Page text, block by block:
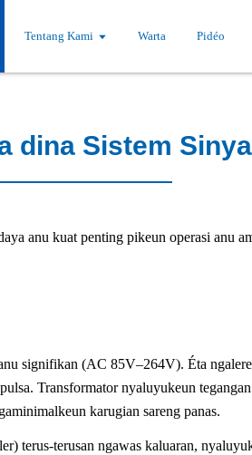
Tentang Kami Warta Pidéo
dina Sistem
anu kuat penting pikeun operasi anu
signifikan (AC 85V–264V). Éta
Transformator nyaluyukeun
karugian sareng panas.
terus-terusan ngawas kaluaran,